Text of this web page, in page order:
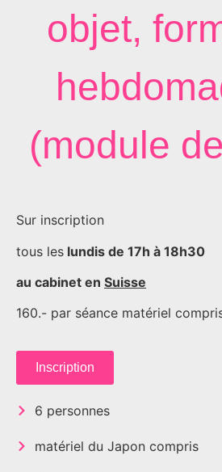
objet,
(module
Sur inscription
tous les lundis de 17h à 18h30
au cabinet en Suisse
160.- par séance matériel
Inscription
6 personnes
matériel du Japon compris